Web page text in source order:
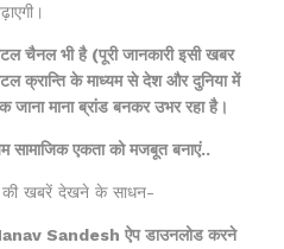
चैनल भी है (पूरी जानकारी इसी खबर
क्रान्ति के माध्यम से देश और दुनिया में
जाना माना ब्रांड बनकर उभर रहा है।
सामाजिक एकता को मजबूत बनाएं..
की खबरें देखने के साधन-
Sandesh ऐप डाउनलोड करने